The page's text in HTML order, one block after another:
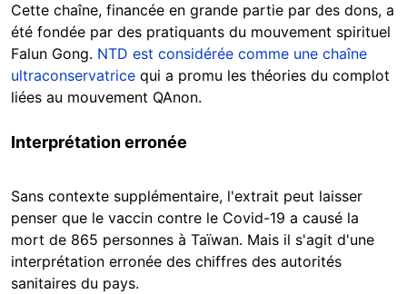
Cette chaîne, financée en grande partie par des dons, a
été fondée par des pratiquants du mouvement spirituel
Falun Gong. NTD est considérée comme une chaîne
ultraconservatrice qui a promu les théories du complot
liées au mouvement QAnon.
Interprétation erronée
Sans contexte supplémentaire, l'extrait peut laisser
penser que le vaccin contre le Covid-19 a causé la
mort de 865 personnes à Taïwan. Mais il s'agit d'une
interprétation erronée des chiffres des autorités
sanitaires du pays.